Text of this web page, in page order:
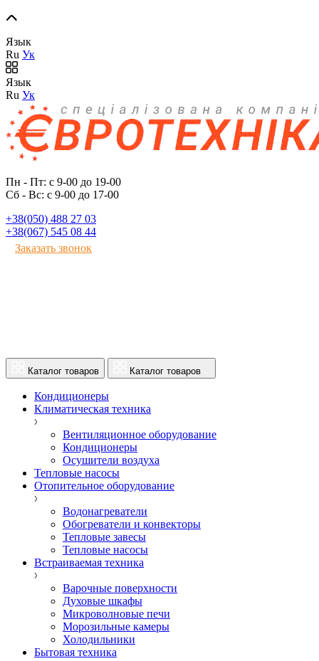
Язык
Ru Ук
Язык
Ru Ук
Пн - Пт: с 9-00 до 19-00
Сб - Вс: с 9-00 до 17-00
+38(050) 488 27 03
+38(067) 545 08 44
Заказать звонок
Каталог товаров Каталог товаров
Кондиционеры
Климатическая техника
Вентиляционное оборудование
Кондиционеры
Осушители воздуха
Тепловые насосы
Отопительное оборудование
Водонагреватели
Обогреватели и конвекторы
Тепловые завесы
Тепловые насосы
Встраиваемая техника
Варочные поверхности
Духовые шкафы
Микроволновые печи
Морозильные камеры
Холодильники
Бытовая техника